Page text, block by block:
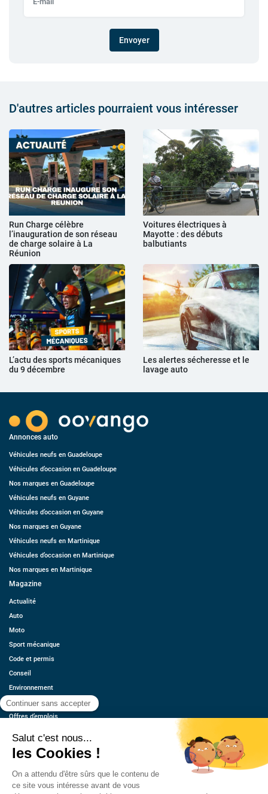
Envoyer
D'autres articles pourraient vous intéresser
Run Charge célèbre
l’inauguration de son réseau
de charge solaire à La
Réunion
Voitures électriques à
Mayotte : des débuts
balbutiants
L’actu des sports mécaniques
du 9 décembre
Les alertes sécheresse et le
lavage auto
Annonces auto
Véhicules neufs en Guadeloupe
Véhicules d’occasion en Guadeloupe
Nos marques en Guadeloupe
Véhicules neufs en Guyane
Véhicules d’occasion en Guyane
Nos marques en Guyane
Véhicules neufs en Martinique
Véhicules d’occasion en Martinique
Nos marques en Martinique
Magazine
Actualité
Auto
Moto
Sport mécanique
Code et permis
Conseil
Environnement
Économie
Offres d’emplois
Contact
Estimez votre voiture